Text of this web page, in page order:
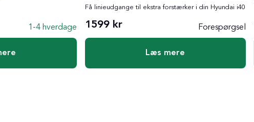
1-4 hverdage
Få linieudgange til ekstra forstærker i din Hyundai i40
1599 kr Forespørgsel
Læs mere